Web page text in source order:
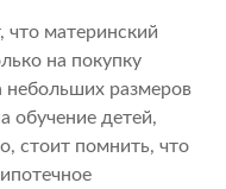
материнский
на покупку
размеров
обучение детей,
стоит помнить, что